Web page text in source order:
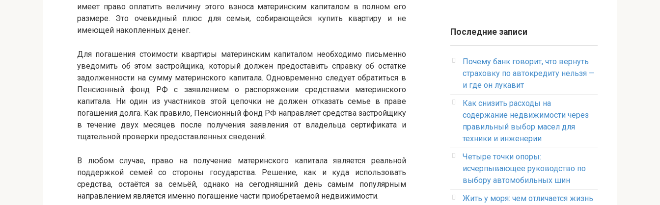
имеет право оплатить величину этого взноса материнским капиталом в полном его
размере. Это очевидный плюс для семьи, собирающейся купить квартиру и не
имеющей накопленных денег.
Для погашения стоимости квартиры материнским капиталом необходимо письменно
уведомить об этом застройщика, который должен предоставить справку об остатке
задолженности на сумму материнского капитала. Одновременно следует обратиться в
Пенсионный фонд РФ с заявлением о распоряжении средствами материнского
капитала. Ни один из участников этой цепочки не должен отказать семье в праве
погашения долга. Как правило, Пенсионный фонд РФ направляет средства застройщику
в течение двух месяцев после получения заявления от владельца сертификата и
тщательной проверки предоставленных сведений.
В любом случае, право на получение материнского капитала является реальной
поддержкой семей со стороны государства. Решение, как и куда использовать
средства, остаётся за семьёй, однако на сегодняшний день самым популярным
направлением является именно погашение части приобретаемой недвижимости.
Последние записи
Почему банк говорит, что вернуть
страховку по автокредиту нельзя —
и где он лукавит
Как снизить расходы на
содержание недвижимости через
правильный выбор масел для
техники и инженерии
Четыре точки опоры:
исчерпывающее руководство по
выбору автомобильных шин
Жить у моря: чем отличается жизнь